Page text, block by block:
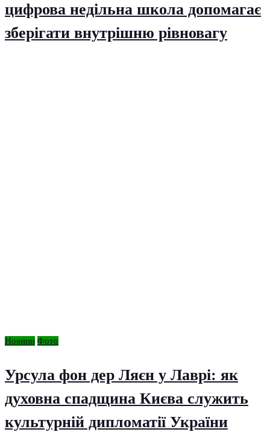
цифрова недільна школа допомагає
зберігати внутрішню рівновагу
Новини Фото
Урсула фон дер Ляєн у Лаврі: як
духовна спадщина Києва служить
культурній дипломатії України